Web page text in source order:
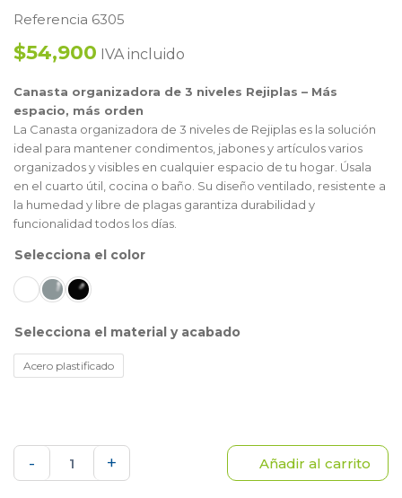
Referencia 6305
$54,900 IVA incluido
Canasta organizadora de 3 niveles Rejiplas – Más
espacio, más orden
La Canasta organizadora de 3 niveles de Rejiplas es la solución
ideal para mantener condimentos, jabones y artículos varios
organizados y visibles en cualquier espacio de tu hogar. Úsala
en el cuarto útil, cocina o baño. Su diseño ventilado, resistente a
la humedad y libre de plagas garantiza durabilidad y
funcionalidad todos los días.
color
material y acabado
Acero plastificado
-
Canasta
+ Añadir al carrito